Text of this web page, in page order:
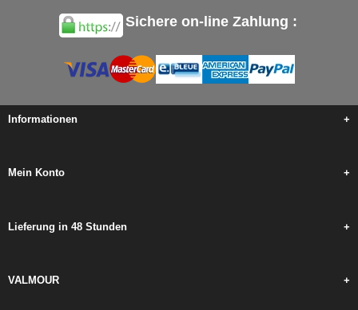
Sichere on-line Zahlung :
Informationen +
Mein Konto +
Lieferung in 48 Stunden +
VALMOUR +